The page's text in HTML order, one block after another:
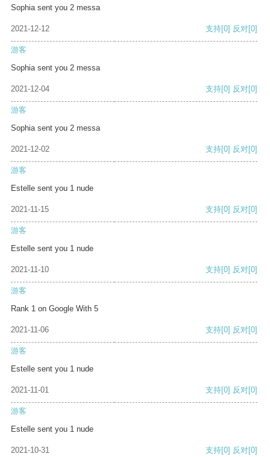
Sophia sent you 2 messa
2021-12-12 支持[0] 反对[0]
游客
Sophia sent you 2 messa
2021-12-04 支持[0] 反对[0]
游客
Sophia sent you 2 messa
2021-12-02 支持[0] 反对[0]
游客
Estelle sent you 1 nude
2021-11-15 支持[0] 反对[0]
游客
Estelle sent you 1 nude
2021-11-10 支持[0] 反对[0]
游客
Rank 1 on Google With 5
2021-11-06 支持[0] 反对[0]
游客
Estelle sent you 1 nude
2021-11-01 支持[0] 反对[0]
游客
Estelle sent you 1 nude
2021-10-31 支持[0] 反对[0]